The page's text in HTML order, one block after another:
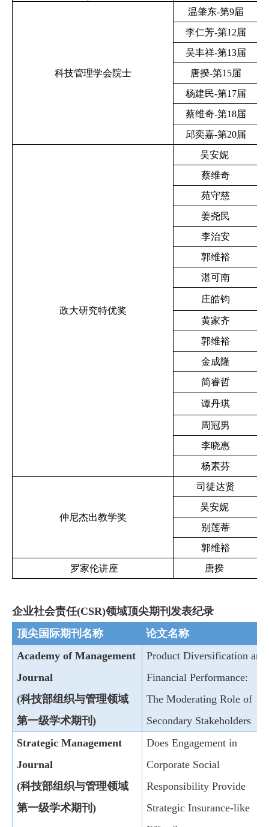
科技管理学会院士
温肇东-第9届
李仁芳-第12届
吴丰祥-第13届
唐揆-第15届
杨建民-第17届
蔡维奇-第18届
邱奕嘉-第20届
政大研究特优奖
吴安妮
蔡维奇
苑守慈
姜尧民
李治安
郭维裕
湛可南
庄皓钧
黄家齐
郭维裕
金成隆
简睿哲
谭丹琪
周冠男
李晓惠
杨素芬
仲尼杰出教学奖
司徒达贤
吴安妮
别莲蒂
郭维裕
罗家伦讲座
唐揆
企业社会责任(CSR)领域顶尖期刊发表纪录
顶尖国际期刊名称
论文名称
Academy of Management
Journal
(科技部组织与管理领域
第一级学术期刊)
Product Diversification and
Financial Performance:
The Moderating Role of
Secondary Stakeholders
Strategic Management
Journal
(科技部组织与管理领域
第一级学术期刊)
Does Engagement in
Corporate Social
Responsibility Provide
Strategic Insurance-like